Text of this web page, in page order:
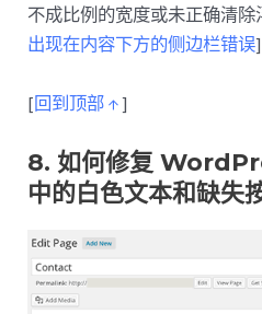
不成比例的宽度或未正确清除
出现在内容下方的侧边栏错误]
[回到顶部 ↑]
8. 如何修复
中的白色文本和缺失